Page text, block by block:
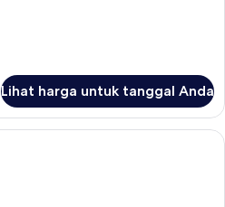
Lihat harga untuk tanggal Anda